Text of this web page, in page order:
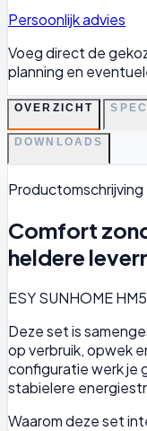
Persoonlijk advies
Voeg direct de
planning en
OVERZICHT
DOWNLOADS
Productomschrijving
Comfort
heldere
ESY SUNHOME
Deze set is
op verbruik, opwek
configuratie werk je
stabielere
Waarom deze set